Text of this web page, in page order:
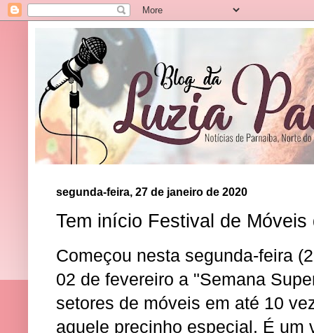
segunda-feira, 27 de janeiro de 2020
Tem início Festival de
Começou nesta segunda-feira
02 de fevereiro a "Semana
setores de móveis em até 10
aquele precinho especial. É um